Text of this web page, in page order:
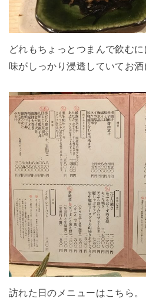
どれもちょっとつまんで飲む
味がしっかり浸透していてお酒
訪れた日のメニューはこちら。